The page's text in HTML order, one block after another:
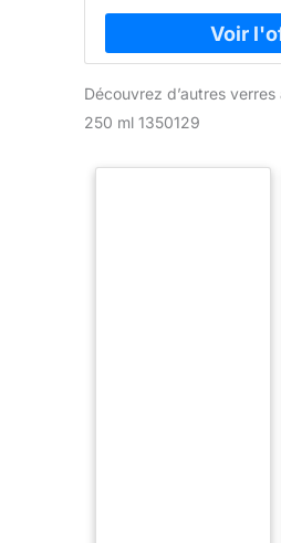
Découvrez d’autres
250 ml 1350129